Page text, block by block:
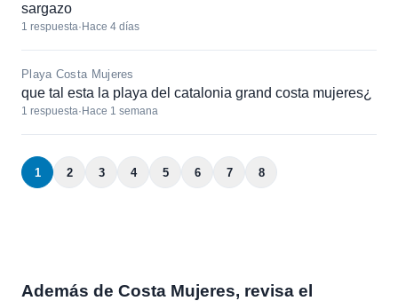
sargazo
1 respuesta· Hace 4 días
Playa Costa Mujeres
que tal esta la playa del catalonia grand costa mujeres¿
1 respuesta· Hace 1 semana
1 2 3 4 5 6 7 8
Además de Costa Mujeres, revisa el